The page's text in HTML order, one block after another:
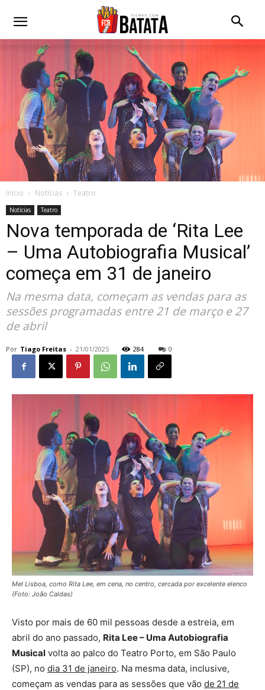
Início Notícias Teatro
Notícias Teatro
Nova temporada de ‘Rita Lee
– Uma Autobiografia Musical’
começa em 31 de janeiro
Na mesma data, começam as vendas para as
sessões programadas entre 21 de março e 27
de abril
Por Tiago Freitas - 21/01/2025 284 0
Mel Lisboa, como Rita Lee, em cena, no centro, cercada por excelente elenco
(Foto: João Caldas)
Visto por mais de 60 mil pessoas desde a estreia, em
abril do ano passado, Rita Lee – Uma Autobiografia
Musical volta ao palco do Teatro Porto, em São Paulo
(SP), no dia 31 de janeiro. Na mesma data, inclusive,
começam as vendas para as sessões que vão de 21 de